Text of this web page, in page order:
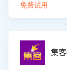
免费试用
集